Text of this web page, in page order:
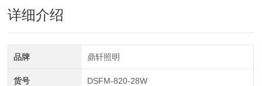
详细介绍
品牌 鼎轩照明
货号 DSFM-820-28W